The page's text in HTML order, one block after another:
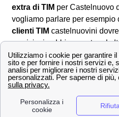
extra di TIM per Castelnuovo
vogliamo parlare per esempio
clienti TIM castelnuovini
servizio, in abbinamento ad
TIM expertti offre un modem
consegnato in casa da un
procederà all'installazione.
servizio ha un costo totale di
Offerte TIM a Castelnuovo di